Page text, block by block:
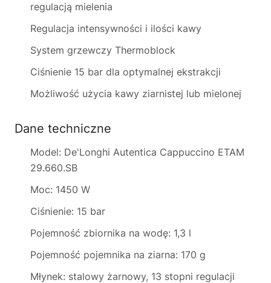
regulacją mielenia
Regulacja intensywności i ilości kawy
System grzewczy Thermoblock
Ciśnienie 15 bar dla optymalnej ekstrakcji
Możliwość użycia kawy ziarnistej lub mielonej
Dane techniczne
Model: De'Longhi Autentica Cappuccino ETAM
29.660.SB
Moc: 1450 W
Ciśnienie: 15 bar
Pojemność zbiornika na wodę: 1,3 l
Pojemność pojemnika na ziarna: 170 g
Młynek: stalowy żarnowy, 13 stopni regulacji